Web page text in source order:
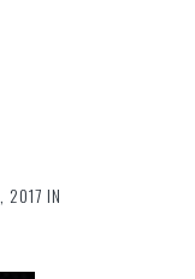
2017 IN